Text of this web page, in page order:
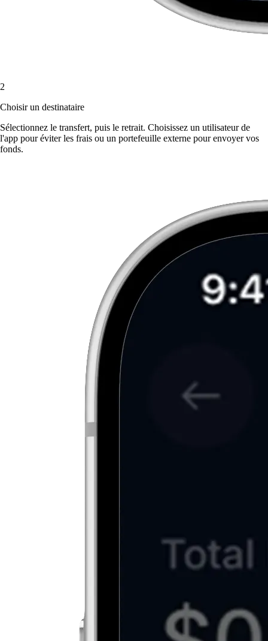
2
Choisir un destinataire
Sélectionnez le transfert, puis le retrait. Choisissez un utilisateur de
l'app pour éviter les frais ou un portefeuille externe pour envoyer vos
fonds.